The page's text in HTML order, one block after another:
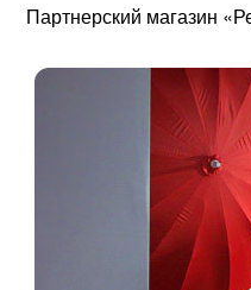
Партнерский магазин